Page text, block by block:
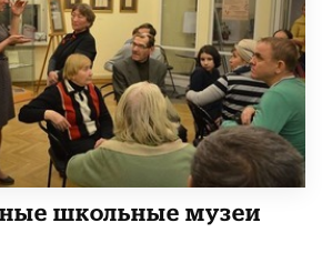
школьные музеи